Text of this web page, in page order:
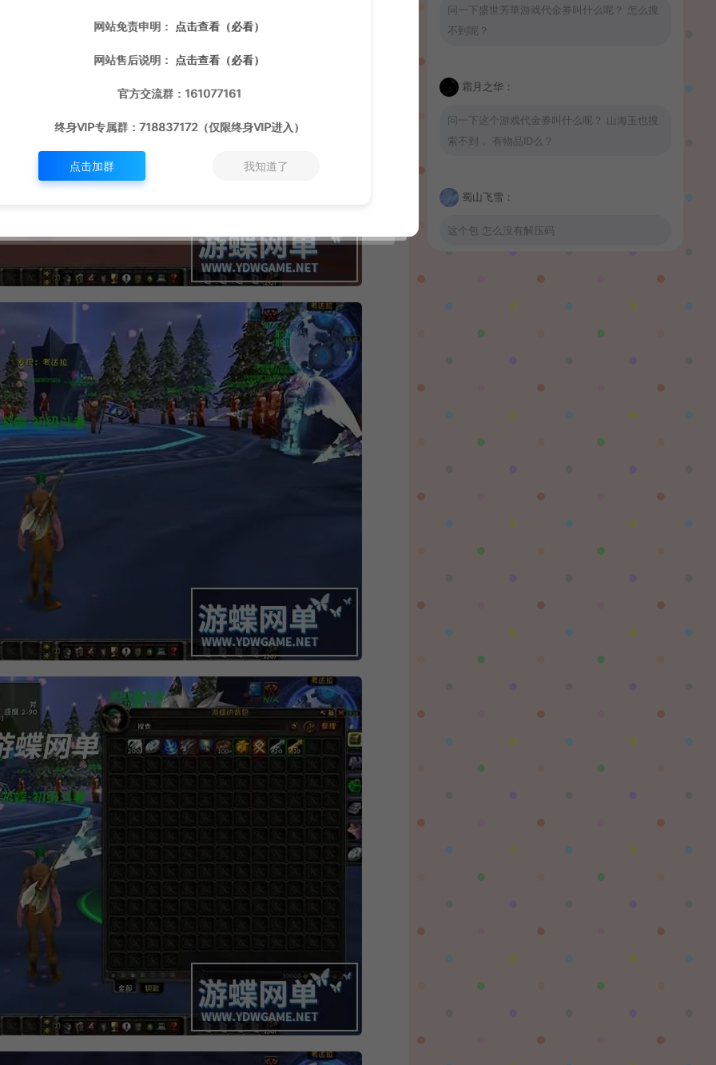
问一下盛世芳華游戏代金券叫什么呢？ 怎么搜
不到呢？
霜月之华：
问一下这个游戏代金券叫什么呢？ 山海玉也搜
索不到， 有物品ID么？
蜀山飞雪：
这个包 怎么没有解压码
问一下这个游戏代金券叫什么呢？GM后台搜不
网站免责申明： 点击查看（必看）
网站售后说明： 点击查看（必看）
官方交流群：161077161
终身VIP专属群：718837172（仅限终身VIP进入）
点击加群 我知道了